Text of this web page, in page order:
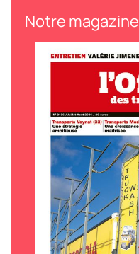
Notre magazine